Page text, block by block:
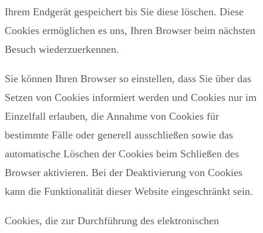
Ihrem Endgerät gespeichert bis Sie diese löschen. Diese
Cookies ermöglichen es uns, Ihren Browser beim nächsten
Besuch wiederzuerkennen.
Sie können Ihren Browser so einstellen, dass Sie über das
Setzen von Cookies informiert werden und Cookies nur im
Einzelfall erlauben, die Annahme von Cookies für
bestimmte Fälle oder generell ausschließen sowie das
automatische Löschen der Cookies beim Schließen des
Browser aktivieren. Bei der Deaktivierung von Cookies
kann die Funktionalität dieser Website eingeschränkt sein.
Cookies, die zur Durchführung des elektronischen